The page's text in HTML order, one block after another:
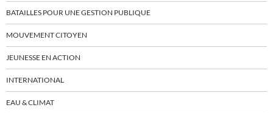
BATAILLES POUR UNE GESTION PUBLIQUE
MOUVEMENT CITOYEN
JEUNESSE EN ACTION
INTERNATIONAL
EAU & CLIMAT